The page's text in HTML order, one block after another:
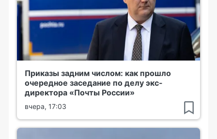
Приказы задним числом: как прошло
очередное заседание по делу экс-
директора «Почты России»
вчера, 17:03